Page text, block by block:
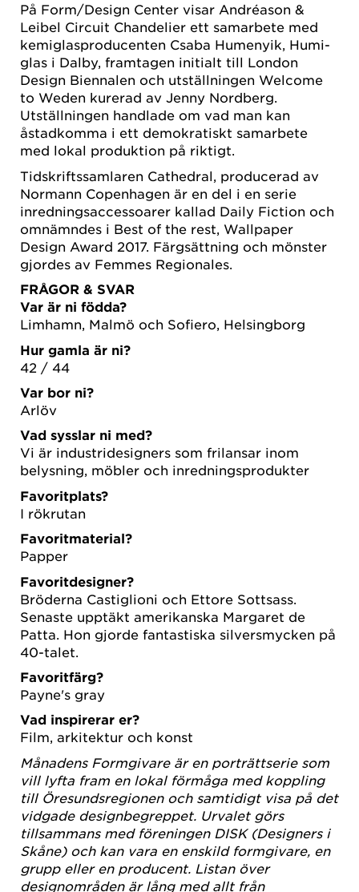
På Form/Design Center visar Andréason &
Leibel Circuit Chandelier ett samarbete med
kemiglasproducenten Csaba Humenyik, Humi-
glas i Dalby, framtagen initialt till London
Design Biennalen och utställningen Welcome
to Weden kurerad av Jenny Nordberg.
Utställningen handlade om vad man kan
åstadkomma i ett demokratiskt samarbete
med lokal produktion på riktigt.
Tidskriftssamlaren Cathedral, producerad av
Normann Copenhagen är en del i en serie
inredningsaccessoarer kallad Daily Fiction och
omnämndes i Best of the rest, Wallpaper
Design Award 2017. Färgsättning och mönster
gjordes av Femmes Regionales.
FRÅGOR & SVAR
Var är ni födda?
Limhamn, Malmö och Sofiero, Helsingborg
Hur gamla är ni?
42 / 44
Var bor ni?
Arlöv
Vad sysslar ni med?
Vi är industridesigners som frilansar inom
belysning, möbler och inredningsprodukter
Favoritplats?
I rökrutan
Favoritmaterial?
Papper
Favoritdesigner?
Bröderna Castiglioni och Ettore Sottsass.
Senaste upptäkt amerikanska Margaret de
Patta. Hon gjorde fantastiska silversmycken på
40-talet.
Favoritfärg?
Payne's gray
Vad inspirerar er?
Film, arkitektur och konst
Månadens Formgivare är en porträttserie som
vill lyfta fram en lokal förmåga med koppling
till Öresundsregionen och samtidigt visa på det
vidgade designbegreppet. Urvalet görs
tillsammans med föreningen DISK (Designers i
Skåne) och kan vara en enskild formgivare, en
grupp eller en producent. Listan över
designområden är lång med allt från